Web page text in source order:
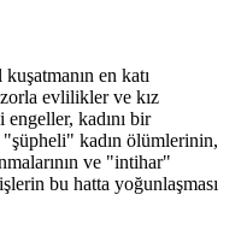
en katı
evlilikler ve kız
engeller, kadını bir
kadın ölümlerinin,
ve "intihar"
bu hatta yoğunlaşması